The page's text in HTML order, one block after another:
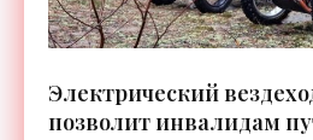
Электрический
позволит инвалидам